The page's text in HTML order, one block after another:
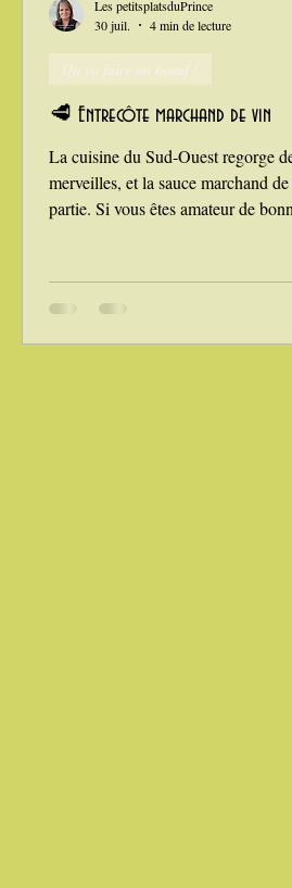
🥩 Entrecôte marchand de vin
La cuisine du Sud‑Ouest regorge
merveilles, et la sauce marchand de
partie. Si vous êtes amateur de
Réalisée à partir d’une réduction de
d’échalotes et de beurre, elle
merveille une belle entrecôte
On va faire un boeuf !
Les petitsplatsduPrince
30 juil.
4 min de lecture